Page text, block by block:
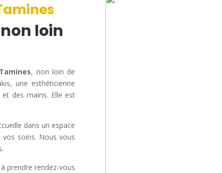
loin
, non loin de
une esthéticienne
des mains. Elle est
dans un espace
soins. Nous vous
prendre rendez-vous